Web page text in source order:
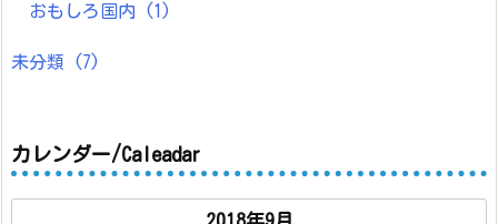
おもしろ国内 (1)
未分類 (7)
カレンダー/Caleadar
2018年9月